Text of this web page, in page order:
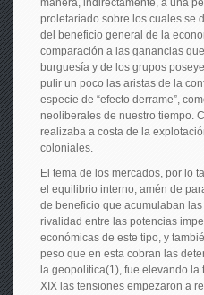
manera, indirectamente, a una
proletariado sobre los cuales se
del beneficio general de la
comparación a las ganancias
burguesía y de los grupos
pulir un poco las aristas de la
especie de “efecto derrame”,
neoliberales de nuestro tiempo.
realizaba a costa de la
coloniales.
El tema de los mercados, por lo
el equilibrio interno, amén de
de beneficio que acumulaban
rivalidad entre las potencias
económicas de este tipo, y
peso que en esta cobran las
la geopolítica(1), fue elevando
XIX las tensiones empezaron a